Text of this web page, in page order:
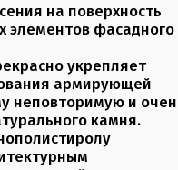
на поверхность
элементов фасадного
укрепляет
армирующей
неповторимую и
камня.